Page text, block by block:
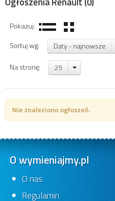
Pokazuj:
Sortuj wg:
Daty - najnowsze
Na stronę: 25
Nie znaleziono ogłoszeń.
O wymieniajmy.pl
O nas
Regulamin